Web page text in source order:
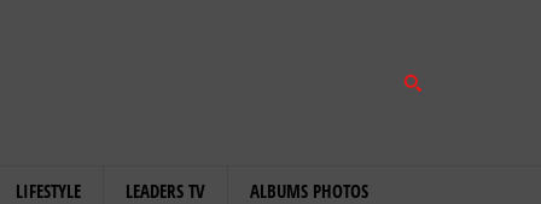
LIFESTYLE LEADERS TV ALBUMS PHOTOS